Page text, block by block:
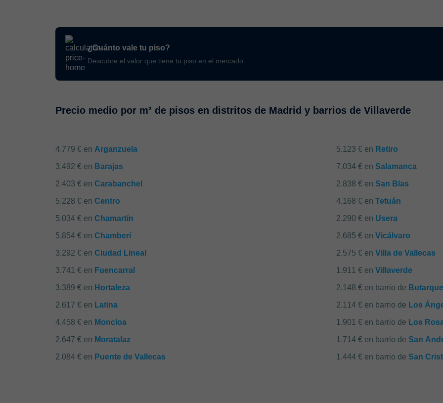
¿Cuánto vale tu piso?
Descubre el valor que tiene tu piso en el mercado.
Precio medio por m² de pisos en distritos de Madrid y barrios de Villaverde
4.779 € en Arganzuela
3.492 € en Barajas
2.403 € en Carabanchel
5.228 € en Centro
5.034 € en Chamartín
5.854 € en Chamberí
3.292 € en Ciudad Lineal
3.741 € en Fuencarral
3.389 € en Hortaleza
2.617 € en Latina
4.458 € en Moncloa
2.647 € en Moratalaz
2.084 € en Puente de Vallecas
5.123 € en Retiro
7.034 € en Salamanca
2.838 € en San Blas
4.168 € en Tetuán
2.290 € en Usera
2.685 € en Vicálvaro
2.575 € en Villa de Vallecas
1.911 € en Villaverde
2.148 € en barrio de Butarque
2.114 € en barrio de Los
1.901 € en barrio de Los
1.714 € en barrio de San
1.444 € en barrio de San